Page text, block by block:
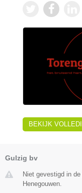
BEKIJK
Gulzig bv
Niet gevestigd in
Henegouwen.